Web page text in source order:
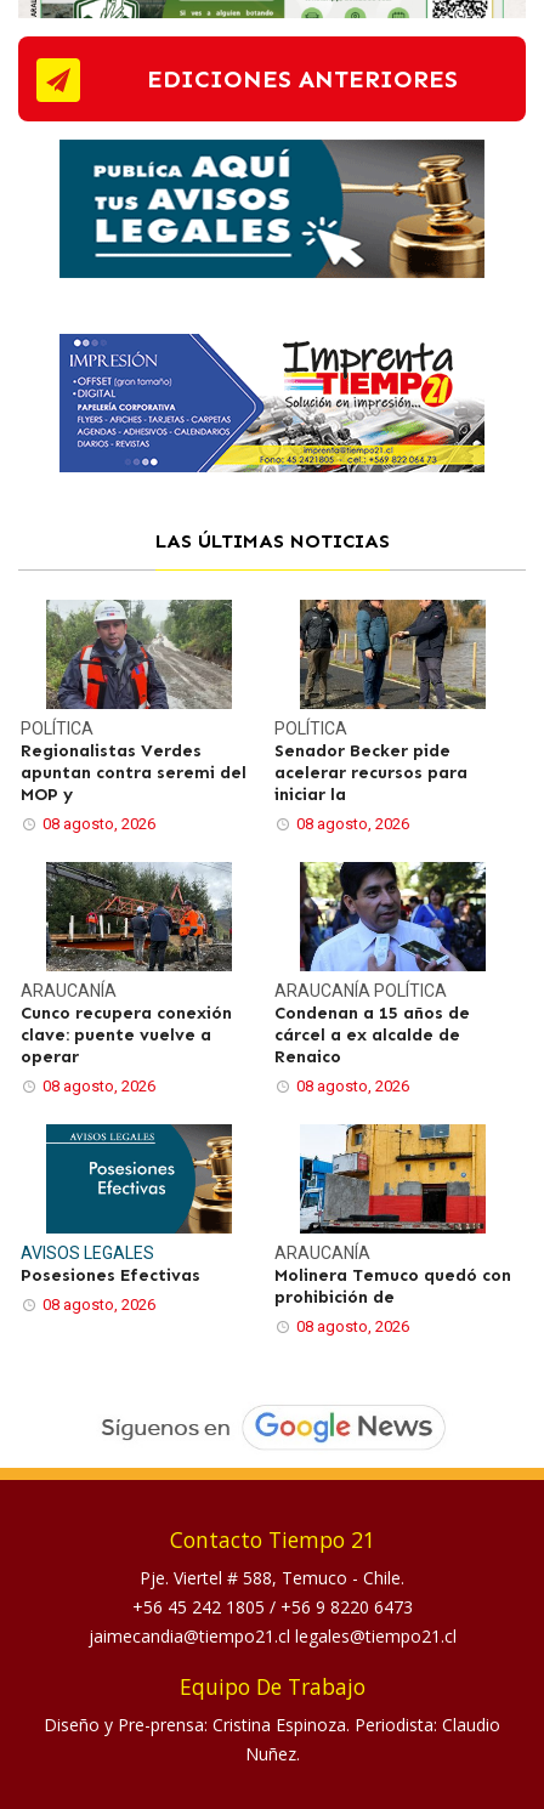
EDICIONES ANTERIORES
LAS ÚLTIMAS NOTICIAS
POLÍTICA
Regionalistas Verdes
apuntan contra seremi del
MOP y
08 agosto, 2026
POLÍTICA
Senador Becker pide
acelerar recursos para
iniciar la
08 agosto, 2026
ARAUCANÍA
Cunco recupera conexión
clave: puente vuelve a
operar
08 agosto, 2026
ARAUCANÍA POLÍTICA
Condenan a 15 años de
cárcel a ex alcalde de
Renaico
08 agosto, 2026
AVISOS LEGALES
Posesiones Efectivas
08 agosto, 2026
ARAUCANÍA
Molinera Temuco quedó con
prohibición de
08 agosto, 2026
Contacto Tiempo 21
Pje. Viertel # 588, Temuco - Chile.
+56 45 242 1805 / +56 9 8220 6473
jaimecandia@tiempo21.cl legales@tiempo21.cl
Equipo De Trabajo
Diseño y Pre-prensa: Cristina Espinoza. Periodista: Claudio
Nuñez.